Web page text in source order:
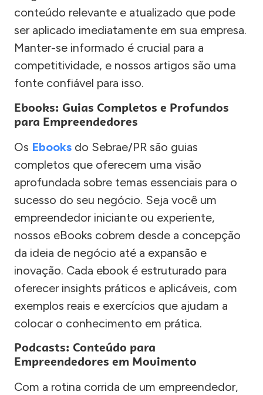
conteúdo relevante e atualizado que pode
ser aplicado imediatamente em sua empresa.
Manter-se informado é crucial para a
competitividade, e nossos artigos são uma
fonte confiável para isso.
Ebooks: Guias Completos e Profundos
para Empreendedores
Os Ebooks do Sebrae/PR são guias
completos que oferecem uma visão
aprofundada sobre temas essenciais para o
sucesso do seu negócio. Seja você um
empreendedor iniciante ou experiente,
nossos eBooks cobrem desde a concepção
da ideia de negócio até a expansão e
inovação. Cada ebook é estruturado para
oferecer insights práticos e aplicáveis, com
exemplos reais e exercícios que ajudam a
colocar o conhecimento em prática.
Podcasts: Conteúdo para
Empreendedores em Movimento
Com a rotina corrida de um empreendedor,